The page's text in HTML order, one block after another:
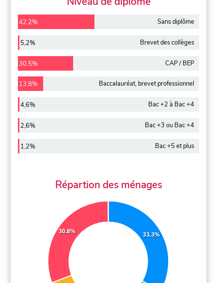
42,2% Sans diplôme
5,2% Brevet des collèges
30,5% CAP / BEP
13,8% Baccalauréat, brevet professionnel
4,6% Bac +2 à Bac +4
2,6% Bac +3 ou Bac +4
1,2% Bac +5 et plus
Répartion des ménages
33.3%
30.8%